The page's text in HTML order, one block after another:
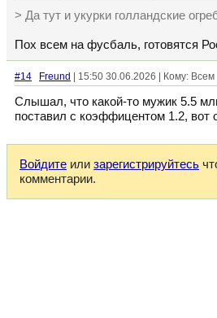
> Да тут и укурки голландские
Пох всем на фусбаль, готовятся
#14 Freund | 15:50 30.06.2026 | Кому: Всем
Слышал, что какой-то мужик 5.5
поставил с коэффицентом 1.2, вот
Войдите или зарегистрируйтесь
комментарии.